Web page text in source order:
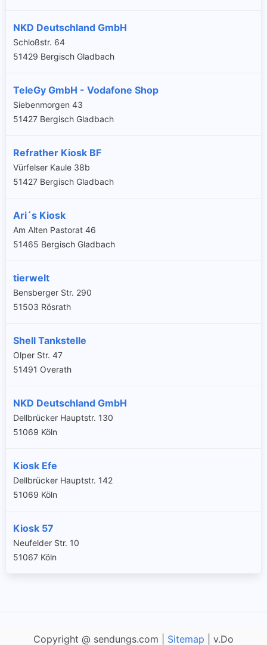
NKD Deutschland GmbH
Schloßstr. 64
51429 Bergisch Gladbach
TeleGy GmbH - Vodafone Shop
Siebenmorgen 43
51427 Bergisch Gladbach
Refrather Kiosk BF
Vürfelser Kaule 38b
51427 Bergisch Gladbach
Ari´s Kiosk
Am Alten Pastorat 46
51465 Bergisch Gladbach
tierwelt
Bensberger Str. 290
51503 Rösrath
Shell Tankstelle
Olper Str. 47
51491 Overath
NKD Deutschland GmbH
Dellbrücker Hauptstr. 130
51069 Köln
Kiosk Efe
Dellbrücker Hauptstr. 142
51069 Köln
Kiosk 57
Neufelder Str. 10
51067 Köln
Copyright @ sendungs.com | Sitemap | v.Do